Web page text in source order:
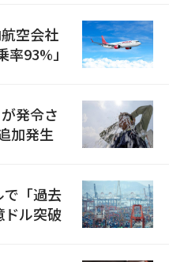
空会社
93%」
発令さ
加発生
で「過去
ル突破